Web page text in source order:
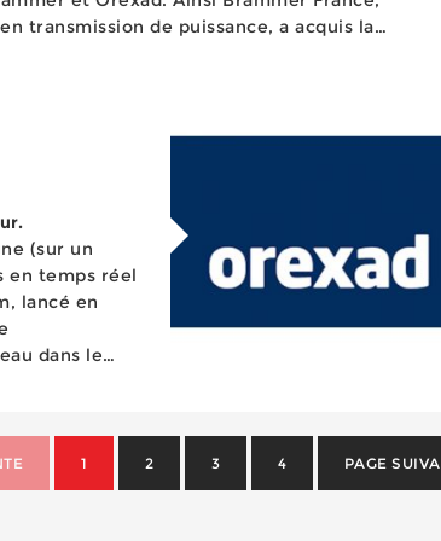
transmission de puissance, a acquis la
(sur un
en temps réel
lancé en
dans le
1 2 3 4 PAGE